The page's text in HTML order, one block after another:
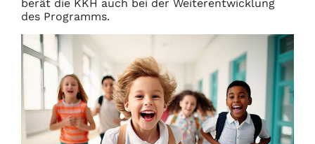
berät die KKH auch bei der Weiterentwicklung
des Programms.